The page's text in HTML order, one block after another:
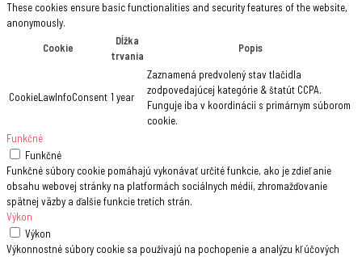
These cookies ensure basic functionalities and security features of the website,
anonymously.
Cookie
Dĺžka
trvania
Popis
CookieLawInfoConsent 1 year
Zaznamená predvolený stav tlačidla
zodpovedajúcej kategórie & štatút CCPA.
Funguje iba v koordinácii s primárnym súborom
cookie.
Funkčné
Funkčné
Funkčné súbory cookie pomáhajú vykonávať určité funkcie, ako je zdieľanie
obsahu webovej stránky na platformách sociálnych médií, zhromažďovanie
spätnej väzby a ďalšie funkcie tretích strán.
Výkon
Výkon
Výkonnostné súbory cookie sa používajú na pochopenie a analýzu kľúčových